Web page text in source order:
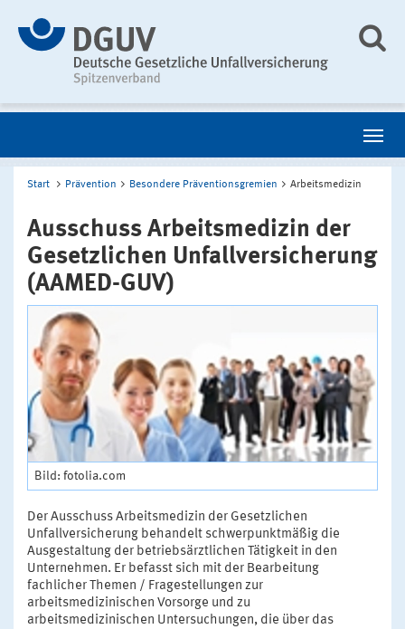
Start Prävention Besondere Präventionsgremien Arbeitsmedizin
Ausschuss Arbeitsmedizin der
Gesetzlichen Unfallversicherung
(AAMED-GUV)
Bild: fotolia.com
Der Ausschuss Arbeitsmedizin der Gesetzlichen
Unfallversicherung behandelt schwerpunktmäßig die
Ausgestaltung der betriebsärztlichen Tätigkeit in den
Unternehmen. Er befasst sich mit der Bearbeitung
fachlicher Themen / Fragestellungen zur
arbeitsmedizinischen Vorsorge und zu
arbeitsmedizinischen Untersuchungen, die über das